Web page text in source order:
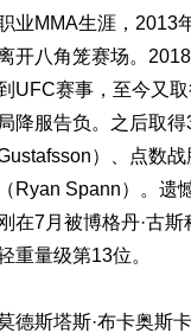
业MMA生涯，2013
开八角笼赛场。
UFC赛事，至今又
局降服告负。之后取
）、点数
（Ryan Spann）。遗
刚在7月被博格丹·古
重量级第13位。
德斯塔斯·布卡奥斯